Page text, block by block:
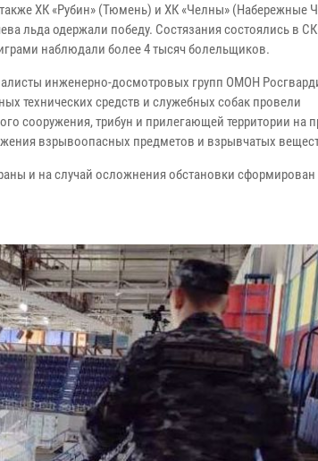
также ХК «Рубин» (Тюмень) и ХК «Челны» (Набережные
льда одержали победу. Состязания состоялись в
наблюдали более 4 тысяч болельщиков.
инженерно-досмотровых групп ОМОН
технических средств и служебных собак провели
сооружения, трибун и прилегающей территории на
взрывоопасных предметов и взрывчатых
и на случай осложнения обстановки сформирован